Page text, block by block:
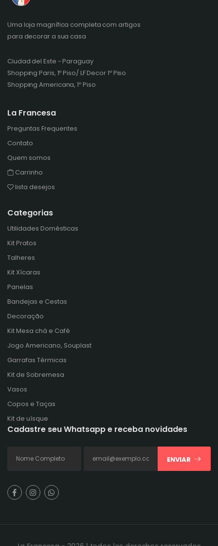
Uma loja magnífica completa com artigos
para decorar a sua casa
Ciudad del Este - Paraguay
Shopping Paris, 1º Piso/ LF Decor 1º Piso
Shopping Americana, 1º Piso
La Francesa
Preguntas Frequentes
Contato
Quem somos
Carrinho
lista desejos
Categorias
Utilidades Domésticas
Kit Pratos
Talheres
Kit Xícaras
Panelas
Bandejas e Cestas
Decoração
Kit Mesa chá e Café
Jogo Americano, Souplast
Garrafas Térmicas
Kit de Sobremesa
Vasos
Copos e Taças
Kit de uísque
Cadastre seu Whatsapp e receba novidades
ENVIAR